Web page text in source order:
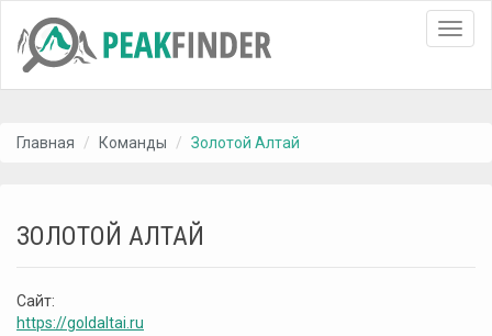
Главная Команды Золотой Алтай
ЗОЛОТОЙ АЛТАЙ
Сайт:
https://goldaltai.ru